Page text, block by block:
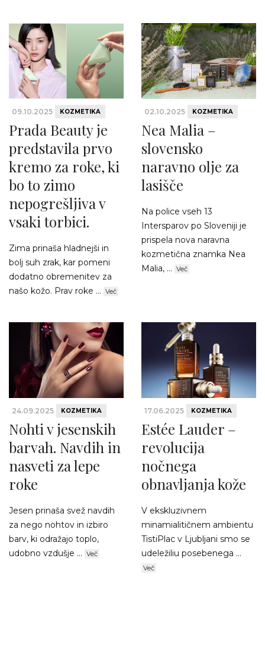
09.10.2025 KOZMETIKA
Prada Beauty je
predstavila prvo
kremo za roke, ki
bo to zimo
nepogrešljiva v
vsaki torbici.
Zima prinaša hladnejši in
bolj suh zrak, kar pomeni
dodatno obremenitev za
našo kožo. Prav roke ... Več
02.10.2025 KOZMETIKA
Nea Malia –
slovensko
naravno olje za
lasišče
Na police vseh 13
Intersparov po Sloveniji je
prispela nova naravna
kozmetična znamka Nea
Malia, ... Več
24.09.2025 KOZMETIKA
Nohti v jesenskih
barvah. Navdih in
nasveti za lepe
roke
Jesen prinaša svež navdih
za nego nohtov in izbiro
barv, ki odražajo toplo,
udobno vzdušje ... Več
17.06.2025 KOZMETIKA
Estée Lauder –
revolucija
nočnega
obnavljanja kože
V ekskluzivnem
minamialitičnem ambientu
TistiPlac v Ljubljani smo se
udeležiliu posebenega ...
Več